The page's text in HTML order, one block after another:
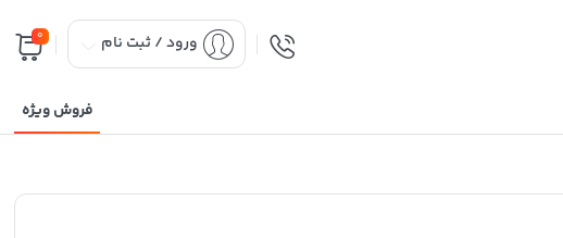
ورود / ثبت نام 0
فروش ویژه